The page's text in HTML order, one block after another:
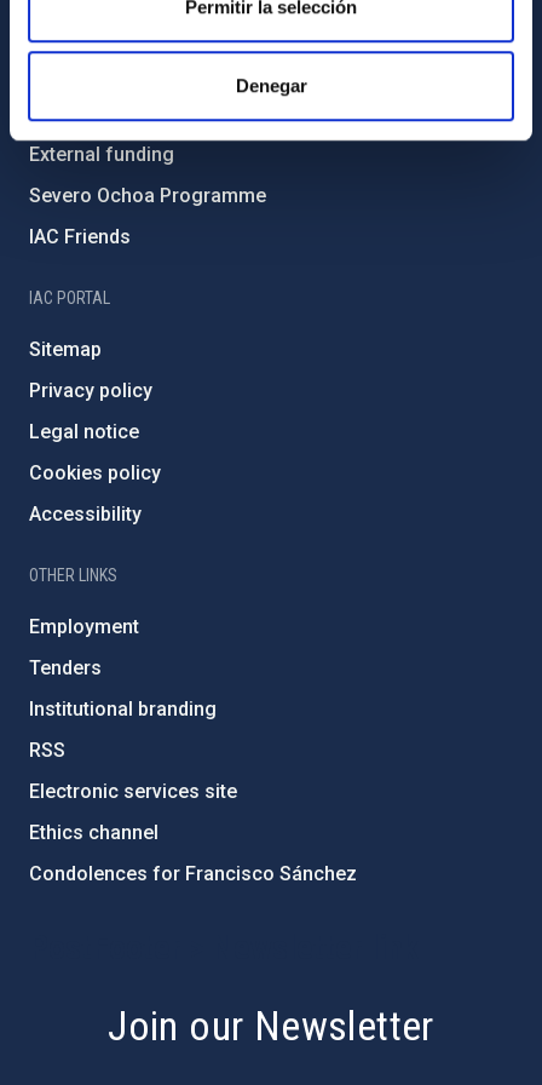
Permitir la selección
Denegar
IAC Projects
External funding
Severo Ochoa Programme
IAC Friends
IAC PORTAL
Sitemap
Privacy policy
Legal notice
Cookies policy
Accessibility
OTHER LINKS
Employment
Tenders
Institutional branding
RSS
Electronic services site
Ethics channel
Condolences for Francisco Sánchez
Join our Newsletter